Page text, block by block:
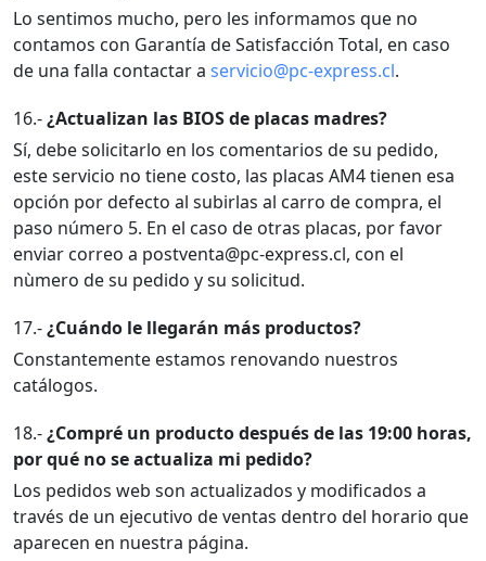
Lo sentimos mucho, pero les informamos que no
contamos con Garantía de Satisfacción Total, en caso
de una falla contactar a servicio@pc-express.cl.
16.-¿Actualizan las BIOS de placas madres?
Sí, debe solicitarlo en los comentarios de su pedido,
este servicio no tiene costo, las placas AM4 tienen esa
opción por defecto al subirlas al carro de compra, el
paso número 5. En el caso de otras placas, por favor
enviar correo a postventa@pc-express.cl, con el
nùmero de su pedido y su solicitud.
17.-¿Cuándo le llegarán más productos?
Constantemente estamos renovando nuestros
catálogos.
18.-¿Compré un producto después de las 19:00 horas,
por qué no se actualiza mi pedido?
Los pedidos web son actualizados y modificados a
través de un ejecutivo de ventas dentro del horario que
aparecen en nuestra página.